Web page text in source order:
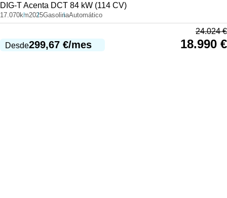
DIG-T Acenta DCT 84 kW (114 CV)
17.070km2025GasolinaAutomático
Desde299,67 €/mes
24.024€
18.990 €